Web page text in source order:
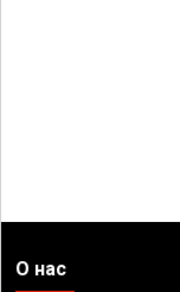
О нас